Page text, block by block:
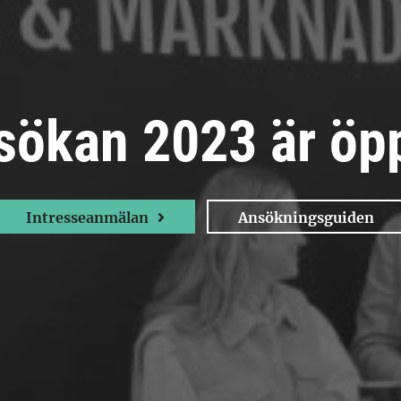
2023 är
Intresseanmälan Ansökningsguiden